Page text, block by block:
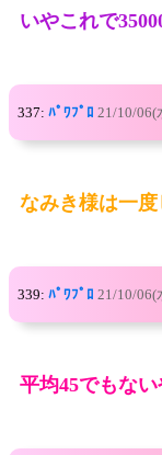
いやこれで
337: ﾊﾟﾜﾌﾟﾛ 21/10/06(
なみき様は一
339: ﾊﾟﾜﾌﾟﾛ 21/10/06(
平均45でもな